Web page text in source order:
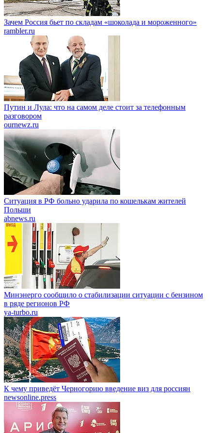
Зачем Россия бьет по складам «шоколада и мороженного»
rambler.ru
Путин и Лула: что на самом деле стоит за телефонным
разговором
ournewz.ru
Ситуация в РФ больно ударила по кошелькам жителей
Польши
abnews.ru
Минэнерго сообщило о стабилизации ситуации с бензином
в ряде регионов РФ
ya-turbo.ru
К чему приведёт Черногорию введение виз для россиян
newsonline.press